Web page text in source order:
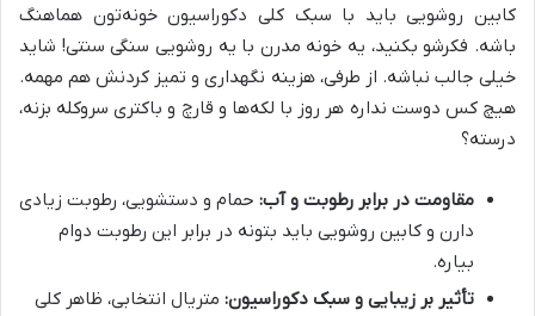
کابین روشویی باید با سبک کلی دکوراسیون خونه‌تون هماهنگ
باشه. فکرشو بکنید، یه خونه مدرن با یه روشویی سنگی سنتی! شاید
خیلی جالب نباشه. از طرفی، هزینه نگهداری و تمیز کردنش هم مهمه.
هیچ کس دوست نداره هر روز با لکه‌ها و قارچ و باکتری سروکله بزنه،
درسته؟
مقاومت در برابر رطوبت و آب: حمام و دستشویی، رطوبت زیادی
دارن و کابین روشویی باید بتونه در برابر این رطوبت دوام
بیاره.
تأثیر بر زیبایی و سبک دکوراسیون: متریال انتخابی، ظاهر کلی